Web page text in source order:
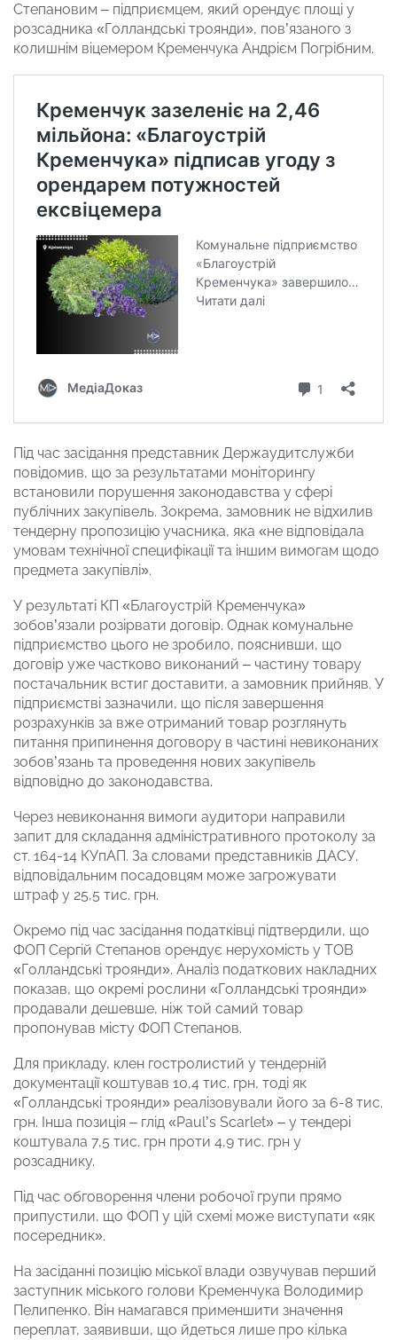
Степановим – підприємцем, який орендує площі у
розсадника «Голландські троянди», пов’язаного з
колишнім віцемером Кременчука Андрієм Погрібним.
Під час засідання представник Держаудитслужби
повідомив, що за результатами моніторингу
встановили порушення законодавства у сфері
публічних закупівель. Зокрема, замовник не відхилив
тендерну пропозицію учасника, яка «не відповідала
умовам технічної специфікації та іншим вимогам щодо
предмета закупівлі».
У результаті КП «Благоустрій Кременчука»
зобов’язали розірвати договір. Однак комунальне
підприємство цього не зробило, пояснивши, що
договір уже частково виконаний – частину товару
постачальник встиг доставити, а замовник прийняв. У
підприємстві зазначили, що після завершення
розрахунків за вже отриманий товар розглянуть
питання припинення договору в частині невиконаних
зобов’язань та проведення нових закупівель
відповідно до законодавства.
Через невиконання вимоги аудитори направили
запит для складання адміністративного протоколу за
ст. 164-14 КУпАП. За словами представників ДАСУ,
відповідальним посадовцям може загрожувати
штраф у 25,5 тис. грн.
Окремо під час засідання податківці підтвердили, що
ФОП Сергій Степанов орендує нерухомість у ТОВ
«Голландські троянди». Аналіз податкових накладних
показав, що окремі рослини «Голландські троянди»
продавали дешевше, ніж той самий товар
пропонував місту ФОП Степанов.
Для прикладу, клен гостролистий у тендерній
документації коштував 10,4 тис. грн, тоді як
«Голландські троянди» реалізовували його за 6-8 тис.
грн. Інша позиція – глід «Paul’s Scarlet» – у тендері
коштувала 7,5 тис. грн проти 4,9 тис. грн у
розсаднику.
Під час обговорення члени робочої групи прямо
припустили, що ФОП у цій схемі може виступати «як
посередник».
На засіданні позицію міської влади озвучував перший
заступник міського голови Кременчука Володимир
Пелипенко. Він намагався применшити значення
переплат, заявивши, що йдеться лише про кілька